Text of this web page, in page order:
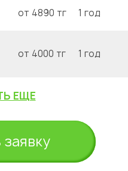
от 4890 тг 1 год
от 4000 тг 1 год
ЕЩЕ